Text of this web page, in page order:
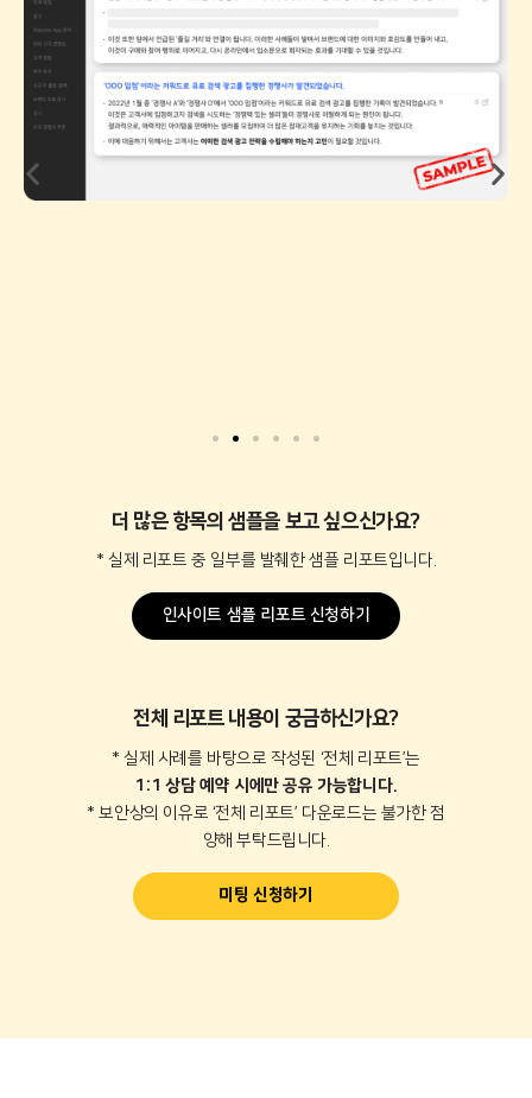
더 많은 항목의 샘플을 보고 싶으신가요?
* 실제 리포트 중 일부를 발췌한 샘플 리포트입니다.
인사이트 샘플 리포트 신청하기
전체 리포트 내용이 궁금하신가요?
* 실제 사례를 바탕으로 작성된 ‘전체 리포트’는
1:1 상담 예약 시에만 공유 가능합니다.
* 보안상의 이유로 ‘전체 리포트’ 다운로드는 불가한 점
양해 부탁드립니다.
미팅 신청하기